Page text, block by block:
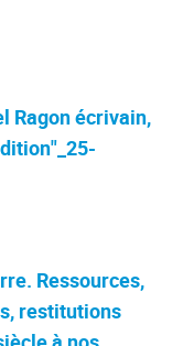
Ragon écrivain,
Ressources,
restitutions